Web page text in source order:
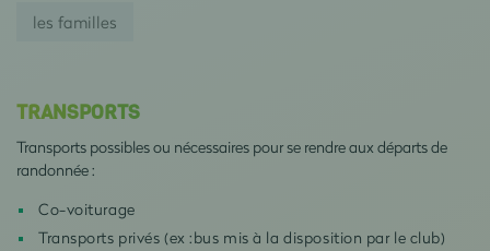
les familles
TRANSPORTS
Transports possibles ou nécessaires pour se rendre aux départs de
randonnée :
Co-voiturage
Transports privés (ex :bus mis à la disposition par le club)